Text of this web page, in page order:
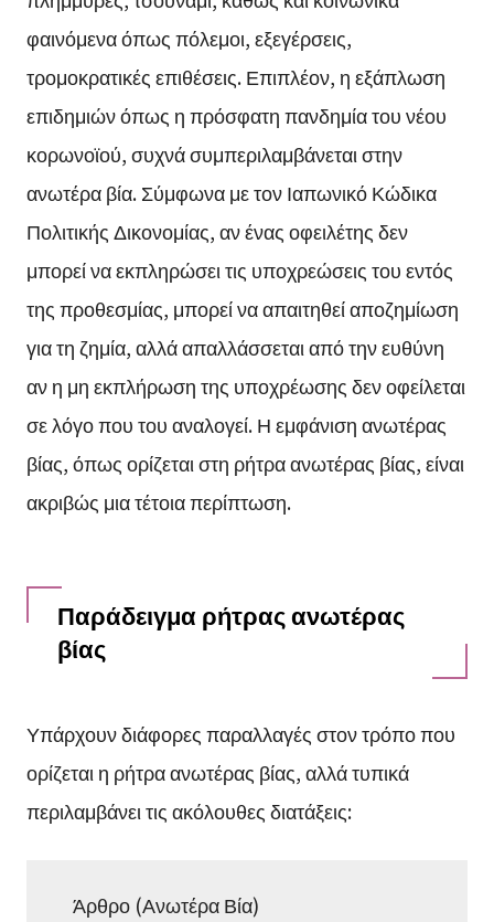
φαινόμενα όπως πόλεμοι, εξεγέρσεις,
τρομοκρατικές επιθέσεις. Επιπλέον, η εξάπλωση
επιδημιών όπως η πρόσφατη πανδημία του νέου
κορωνοϊού, συχνά συμπεριλαμβάνεται στην
ανωτέρα βία. Σύμφωνα με τον Ιαπωνικό Κώδικα
Πολιτικής Δικονομίας, αν ένας οφειλέτης δεν
μπορεί να εκπληρώσει τις υποχρεώσεις του εντός
της προθεσμίας, μπορεί να απαιτηθεί αποζημίωση
για τη ζημία, αλλά απαλλάσσεται από την ευθύνη
αν η μη εκπλήρωση της υποχρέωσης δεν οφείλεται
σε λόγο που του αναλογεί. Η εμφάνιση ανωτέρας
βίας, όπως ορίζεται στη ρήτρα ανωτέρας βίας, είναι
ακριβώς μια τέτοια περίπτωση.
Παράδειγμα ρήτρας ανωτέρας
βίας
Υπάρχουν διάφορες παραλλαγές στον τρόπο που
ορίζεται η ρήτρα ανωτέρας βίας, αλλά τυπικά
περιλαμβάνει τις ακόλουθες διατάξεις:
Άρθρο (Ανωτέρα Βία)